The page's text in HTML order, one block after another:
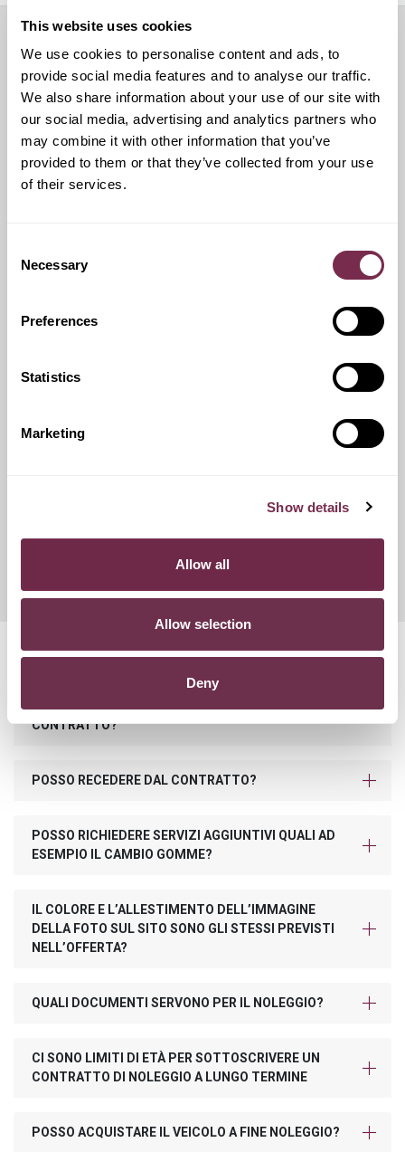
This website uses cookies
We use cookies to personalise content and ads, to
provide social media features and to analyse our traffic.
We also share information about your use of our site with
our social media, advertising and analytics partners who
may combine it with other information that you’ve
provided to them or that they’ve collected from your use
of their services.
Selection
Necessary
Preferences
Statistics
Marketing
Show details
Allow all
Allow selection
Deny
Servizi aggiuntivi
Ritiro Usato
I nostri esperti ti forniranno una valutazione gratuita della
anche con pneumatici termici (se montabili sui cerchi in
dotazione), o in alternativa, qualora fosse possibile, con
l'importo del canone mensile di noleggio.
Domande frequenti
CONTRATTO?
POSSO RECEDERE DAL CONTRATTO?
POSSO RICHIEDERE SERVIZI AGGIUNTIVI QUALI AD
ESEMPIO IL CAMBIO GOMME?
IL COLORE E L’ALLESTIMENTO DELL’IMMAGINE
DELLA FOTO SUL SITO SONO GLI STESSI PREVISTI
NELL’OFFERTA?
QUALI DOCUMENTI SERVONO PER IL NOLEGGIO?
CI SONO LIMITI DI ETÀ PER SOTTOSCRIVERE UN
CONTRATTO DI NOLEGGIO A LUNGO TERMINE
POSSO ACQUISTARE IL VEICOLO A FINE NOLEGGIO?